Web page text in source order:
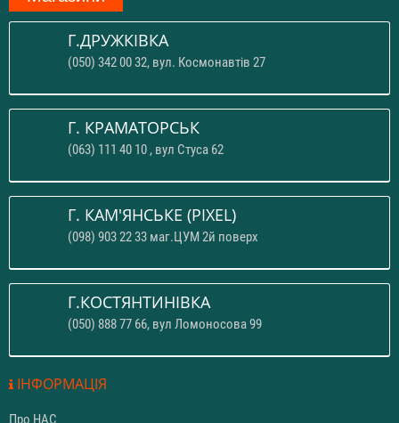
Г.ДРУЖКІВКА
(050) 342 00 32, вул. Космонавтів 27
Г. КРАМАТОРСЬК
(063) 111 40 10 , вул Стуса 62
Г. КАМ'ЯНСЬКЕ (PIXEL)
(098) 903 22 33 маг.ЦУМ 2й поверх
Г.КОСТЯНТИНІВКА
(050) 888 77 66, вул Ломоносова 99
ІНФОРМАЦІЯ
Про НАС